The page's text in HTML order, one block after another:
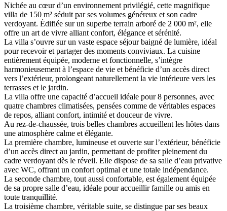
Nichée au cœur d’un environnement privilégié, cette magnifique
villa de 150 m² séduit par ses volumes généreux et son cadre
verdoyant. Édifiée sur un superbe terrain arboré de 2 000 m², elle
offre un art de vivre alliant confort, élégance et sérénité.
La villa s’ouvre sur un vaste espace séjour baigné de lumière, idéal
pour recevoir et partager des moments conviviaux. La cuisine
entièrement équipée, moderne et fonctionnelle, s’intègre
harmonieusement à l’espace de vie et bénéficie d’un accès direct
vers l’extérieur, prolongeant naturellement la vie intérieure vers les
terrasses et le jardin.
La villa offre une capacité d’accueil idéale pour 8 personnes, avec
quatre chambres climatisées, pensées comme de véritables espaces
de repos, alliant confort, intimité et douceur de vivre.
Au rez-de-chaussée, trois belles chambres accueillent les hôtes dans
une atmosphère calme et élégante.
La première chambre, lumineuse et ouverte sur l’extérieur, bénéficie
d’un accès direct au jardin, permettant de profiter pleinement du
cadre verdoyant dès le réveil. Elle dispose de sa salle d’eau privative
avec WC, offrant un confort optimal et une totale indépendance.
La seconde chambre, tout aussi confortable, est également équipée
de sa propre salle d’eau, idéale pour accueillir famille ou amis en
toute tranquillité.
La troisième chambre, véritable suite, se distingue par ses beaux